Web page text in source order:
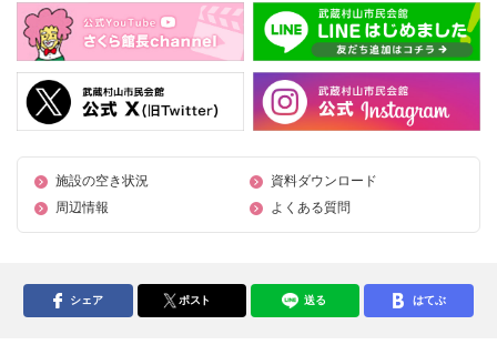
施設の空き状況
資料ダウンロード
周辺情報
よくある質問
シェア ポスト 送る はてぶ